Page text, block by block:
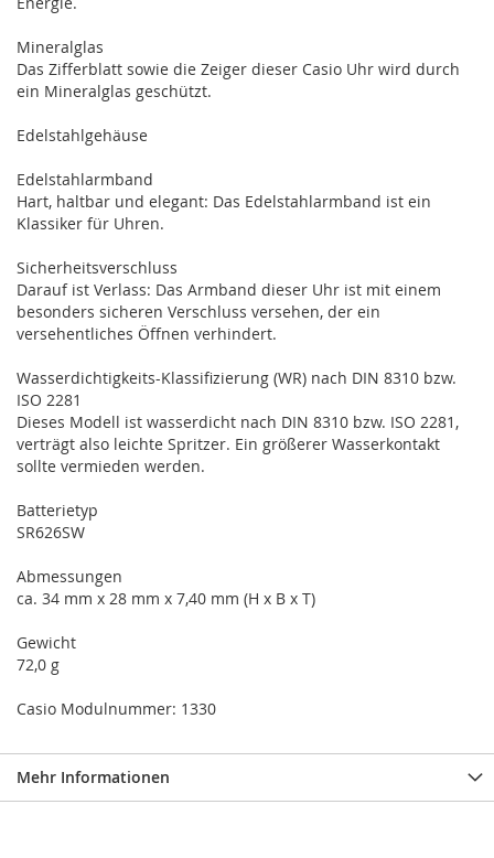
Mineralglas
Das Zifferblatt sowie die Zeiger dieser Casio Uhr wird durch
ein Mineralglas geschützt.
Edelstahlgehäuse
Edelstahlarmband
Hart, haltbar und elegant: Das Edelstahlarmband ist ein
Klassiker für Uhren.
Sicherheitsverschluss
Darauf ist Verlass: Das Armband dieser Uhr ist mit einem
besonders sicheren Verschluss versehen, der ein
versehentliches Öffnen verhindert.
Wasserdichtigkeits-Klassifizierung (WR) nach DIN 8310 bzw.
ISO 2281
Dieses Modell ist wasserdicht nach DIN 8310 bzw. ISO 2281,
verträgt also leichte Spritzer. Ein größerer Wasserkontakt
sollte vermieden werden.
Batterietyp
SR626SW
Abmessungen
ca. 34 mm x 28 mm x 7,40 mm (H x B x T)
Gewicht
72,0 g
Casio Modulnummer: 1330
Mehr Informationen